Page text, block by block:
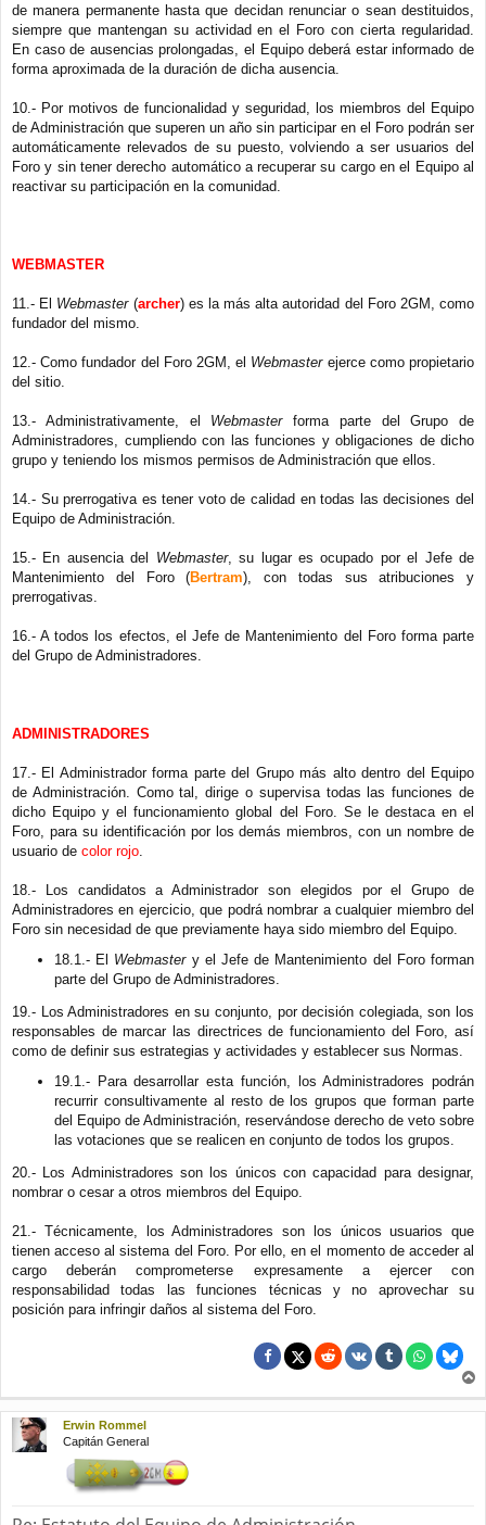
de manera permanente hasta que decidan renunciar o sean destituidos,
siempre que mantengan su actividad en el Foro con cierta regularidad.
En caso de ausencias prolongadas, el Equipo deberá estar informado de
forma aproximada de la duración de dicha ausencia.
10.- Por motivos de funcionalidad y seguridad, los miembros del Equipo
de Administración que superen un año sin participar en el Foro podrán ser
automáticamente relevados de su puesto, volviendo a ser usuarios del
Foro y sin tener derecho automático a recuperar su cargo en el Equipo al
reactivar su participación en la comunidad.
WEBMASTER
11.- El Webmaster(archer) es la más alta autoridad del Foro 2GM, como
fundador del mismo.
12.- Como fundador del Foro 2GM, el Webmasterejerce como propietario
del sitio.
13.- Administrativamente, el Webmasterforma parte del Grupo de
Administradores, cumpliendo con las funciones y obligaciones de dicho
grupo y teniendo los mismos permisos de Administración que ellos.
14.- Su prerrogativa es tener voto de calidad en todas las decisiones del
Equipo de Administración.
15.- En ausencia del Webmaster, su lugar es ocupado por el Jefe de
Mantenimiento del Foro (Bertram), con todas sus atribuciones y
prerrogativas.
16.- A todos los efectos, el Jefe de Mantenimiento del Foro forma parte
del Grupo de Administradores.
ADMINISTRADORES
17.- El Administrador forma parte del Grupo más alto dentro del Equipo
de Administración. Como tal, dirige o supervisa todas las funciones de
dicho Equipo y el funcionamiento global del Foro. Se le destaca en el
Foro, para su identificación por los demás miembros, con un nombre de
usuario de color rojo
18.- Los candidatos a Administrador son elegidos por el Grupo de
Administradores en ejercicio, que podrá nombrar a cualquier miembro del
Foro sin necesidad de que previamente haya sido miembro del Equipo.
18.1.- El Webmastery el Jefe de Mantenimiento del Foro forman
parte del Grupo de Administradores.
19.- Los Administradores en su conjunto, por decisión colegiada, son los
responsables de marcar las directrices de funcionamiento del Foro, así
como de definir sus estrategias y actividades y establecer sus Normas.
19.1.- Para desarrollar esta función, los Administradores podrán
recurrir consultivamente al resto de los grupos que forman parte
del Equipo de Administración, reservándose derecho de veto sobre
las votaciones que se realicen en conjunto de todos los grupos.
20.- Los Administradores son los únicos con capacidad para designar,
nombrar o cesar a otros miembros del Equipo.
21.- Técnicamente, los Administradores son los únicos usuarios que
tienen acceso al sistema del Foro. Por ello, en el momento de acceder al
cargo deberán comprometerse expresamente a ejercer con
responsabilidad todas las funciones técnicas y no aprovechar su
posición para infringir daños al sistema del Foro.
r
r
Erwin Rommel
Capitán General